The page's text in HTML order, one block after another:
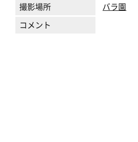
撮影場所
バラ園
コメント